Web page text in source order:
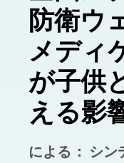
防衛ウ
メディ
が子供
える影
による： シ